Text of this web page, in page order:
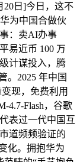
20日]今日，这不
为中国合做伙
：卖AI办事
易近币 100 万
计谋投入，腾
。2025 年中国
现，免费利用
4.7-Flash，谷歌
表过一代中国互
道频频验证的
化。拥抱华为